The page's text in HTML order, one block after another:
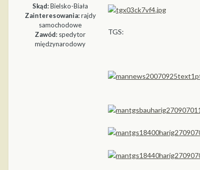
Skąd:Bielsko-Biała
Zainteresowania:rajdy
samochodowe
Zawód: spedytor
międzynarodowy
TGS: